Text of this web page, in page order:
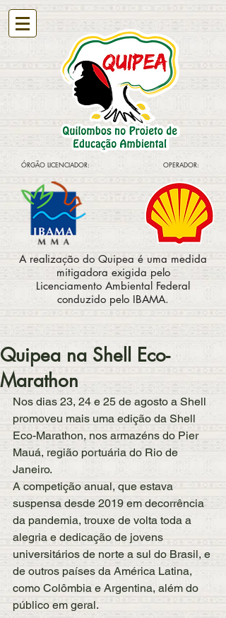
ÓRGÃO LICENCIADOR: OPERADOR:
A realização do Quipea é uma medida
mitigadora exigida pelo
Licenciamento Ambiental Federal
conduzido pelo IBAMA.
Quipea na Shell Eco-
Marathon
Nos dias 23, 24 e 25 de agosto a Shell
promoveu mais uma edição da Shell
Eco-Marathon, nos armazéns do Pier
Mauá, região portuária do Rio de
Janeiro.
A competição anual, que estava
suspensa desde 2019 em decorrência
da pandemia, trouxe de volta toda a
alegria e dedicação de jovens
universitários de norte a sul do Brasil, e
de outros países da América Latina,
como Colômbia e Argentina, além do
público em geral.